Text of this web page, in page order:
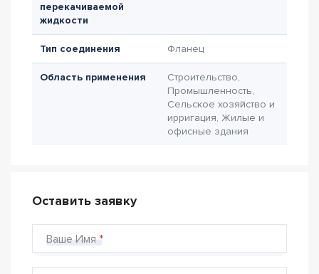
перекачиваемой
жидкости
Тип соединения Фланец
Область применения
Строительство,
Промышленность,
Сельское хозяйство и
ирригация, Жилые и
офисные здания
Оставить заявку
Ваше Имя